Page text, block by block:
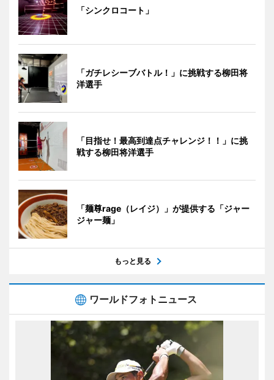
「シンクロコート」
「ガチレシーブバトル！」に挑戦する柳田将
洋選手
「目指せ！最高到達点チャレンジ！！」に挑
戦する柳田将洋選手
「麺尊rage（レイジ）」が提供する「ジャー
ジャー麺」
もっと見る
ワールドフォトニュース